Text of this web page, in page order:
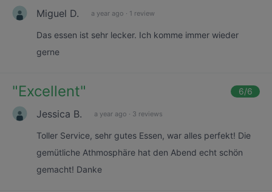
Miguel D. a year ago · 1 review
Das essen ist sehr lecker. Ich komme immer wieder
gerne
"Excellent" 6/6
Jessica B. a year ago · 3 reviews
Toller Service, sehr gutes Essen, war alles perfekt! Die
gemütliche Athmosphäre hat den Abend echt schön
gemacht! Danke